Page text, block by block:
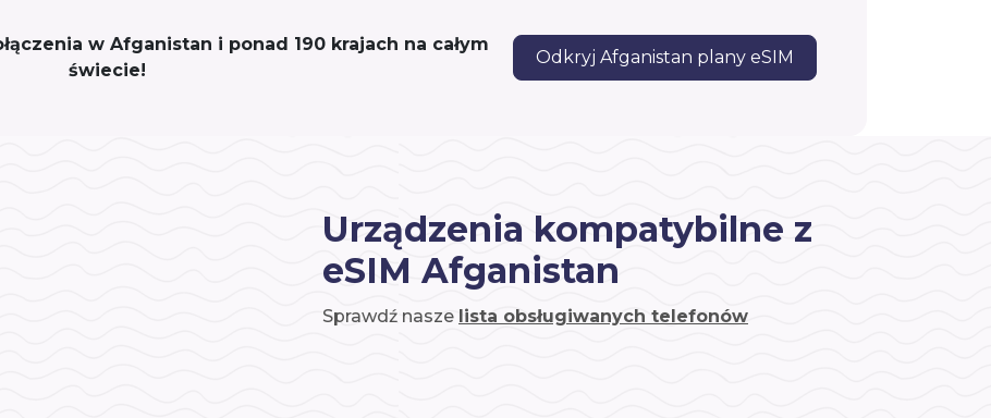
w Afganistan i ponad 190 krajach na całym
świecie!
Odkryj Afganistan plany eSIM
Urządzenia kompatybilne z
eSIM Afganistan
Sprawdź nasze lista obsługiwanych telefonów